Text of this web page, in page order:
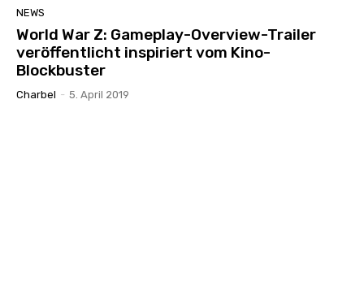
NEWS
World War Z: Gameplay-Overview-Trailer
veröffentlicht inspiriert vom Kino-
Blockbuster
Charbel - 5. April 2019